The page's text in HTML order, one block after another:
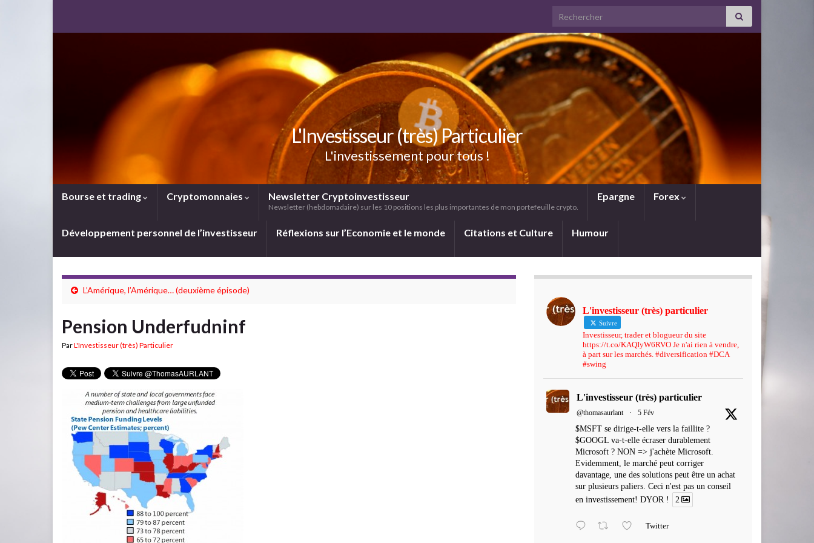
Search for:
L'Investisseur (très) Particulier
L'investissement pour tous !
Bourse et trading Cryptomonnaies Newsletter Cryptoinvestisseur
Newsletter (hebdomadaire) sur les 10 positions les plus importantes de mon portefeuille crypto.
Epargne Forex
Développement personnel de l’investisseur Réflexions sur l’Economie et le monde Citations et Culture Humour
L’Amérique, l’Amérique… (deuxième épisode)
Pension Underfudninf
ParL'Investisseur (très) Particulier
L'investisseur (très) particulier
Suivre
Investisseur, trader et blogueur du site
https://t.co/KAQIyW6RVO Je n'ai rien à vendre,
à part sur les marchés. #diversification #DCA
#swing
L'investisseur (très) particulier
@thomasaurlant · 5 Fév
$MSFT se dirige-t-elle vers la faillite ?
$GOOGL va-t-elle écraser durablement
Microsoft ? NON => j'achète Microsoft.
Evidemment, le marché peut corriger
davantage, une des solutions peut être un achat
sur plusieurs paliers. Ceci n'est pas un conseil
en investissement! DYOR !
2
Twitter